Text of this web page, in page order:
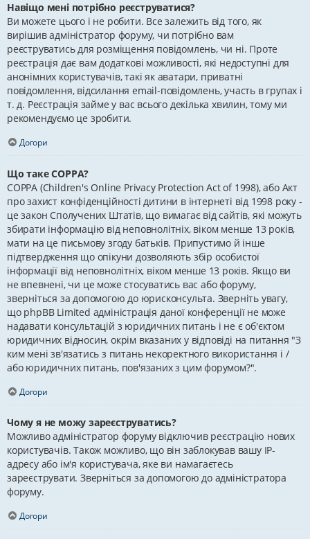
Навіщо мені потрібно реєструватися?
Ви можете цього і не робити. Все залежить від того, як
вирішив адміністратор форуму, чи потрібно вам
реєструватись для розміщення повідомлень, чи ні. Проте
реєстрація дає вам додаткові можливості, які недоступні для
анонімних користувачів, такі як аватари, приватні
повідомлення, відсилання email-повідомлень, участь в групах і
т. д. Реєстрація займе у вас всього декілька хвилин, тому ми
рекомендуємо це зробити.
Догори
Що таке COPPA?
COPPA (Children's Online Privacy Protection Act of 1998), або Акт
про захист конфіденційності дитини в інтернеті від 1998 року -
це закон Сполучених Штатів, що вимагає від сайтів, які можуть
збирати інформацію від неповнолітніх, віком менше 13 років,
мати на це письмову згоду батьків. Припустимо й інше
підтвердження що опікуни дозволяють збір особистої
інформації від неповнолітніх, віком менше 13 років. Якщо ви
не впевнені, чи це може стосуватись вас або форуму,
зверніться за допомогою до юрисконсульта. Зверніть увагу,
що phpBB Limited адміністрація даної конференції не може
надавати консультацій з юридичних питань і не є об'єктом
юридичних відносин, окрім вказаних у відповіді на питання "З
ким мені зв'язатись з питань некоректного використання і /
або юридичних питань, пов'язаних з цим форумом?".
Догори
Чому я не можу зареєструватись?
Можливо адміністратор форуму відключив реєстрацію нових
користувачів. Також можливо, що він заблокував вашу IP-
адресу або ім'я користувача, яке ви намагаєтесь
зареєструвати. Зверніться за допомогою до адміністратора
форуму.
Догори